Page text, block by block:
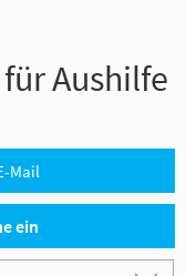
Aushilfe
Mail
ein